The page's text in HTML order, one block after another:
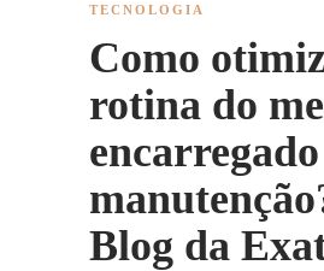
TECNOLOGIA
Como
rotina do
Blog da